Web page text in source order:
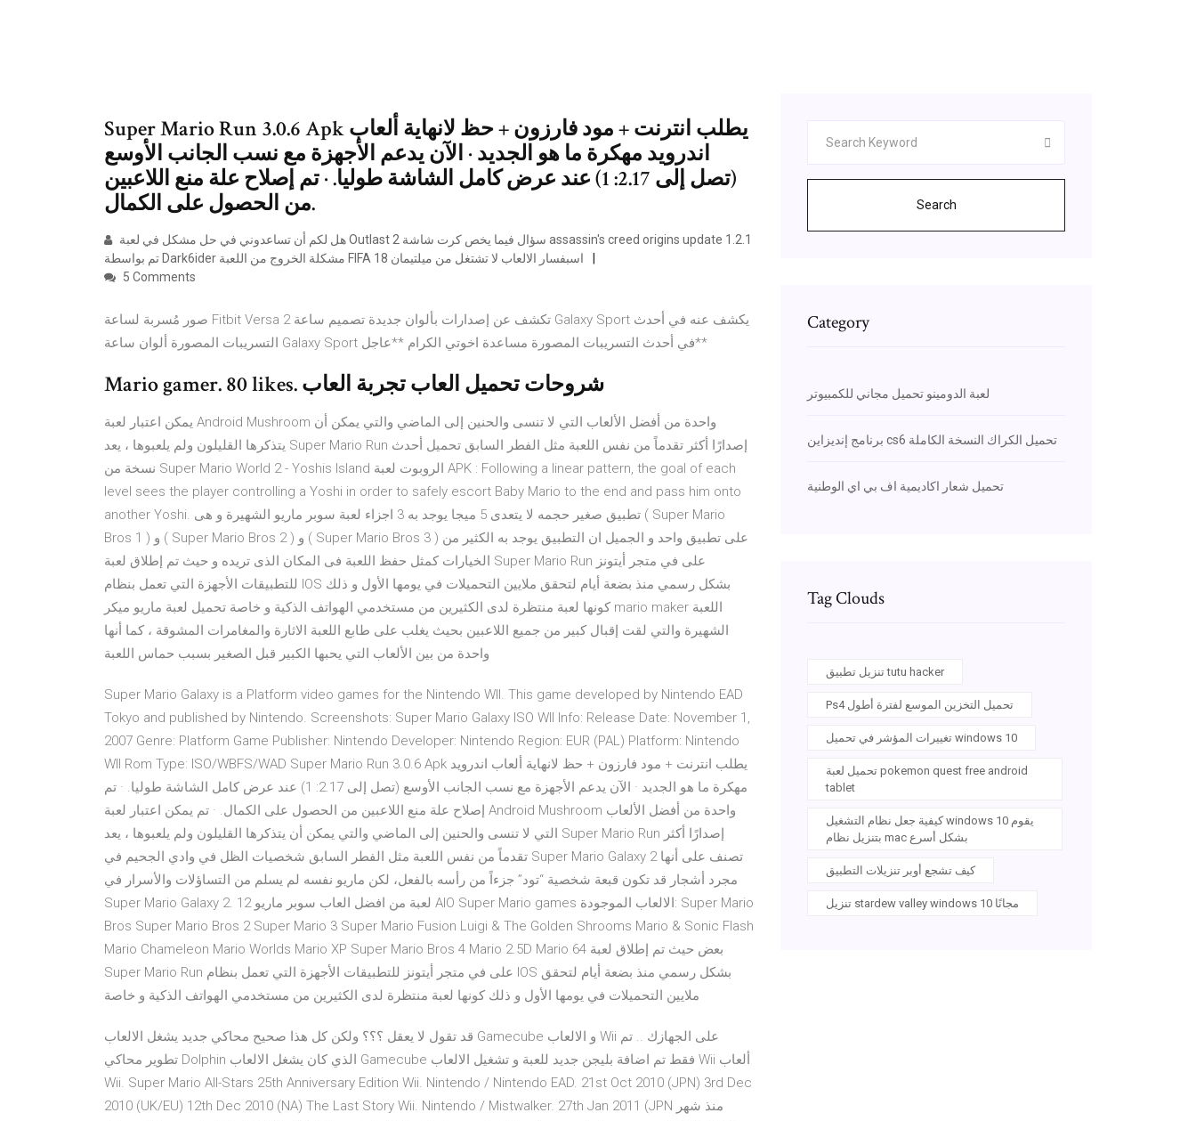
Super Mario Run 3.0.6 Apk يطلب انترنت + مود فارزون + حظ لانهاية ألعاب
اندرويد مهكرة ما هو الجديد · الآن يدعم الأجهزة مع نسب الجانب الأوسع
(تصل إلى 2.17: 1) عند عرض كامل الشاشة طوليا. · تم إصلاح علة منع اللاعبين
من الحصول على الكمال.
تم بواسطة Dark6ider مشكلة الخروج من اللعبة FIFA 18 اسبفسار الالعاب لا تشتغل من ميلتيمان
5 Comments
صور مُسربة لساعة Fitbit Versa 2 تكشف عن إصدارات بألوان جديدة تصميم ساعة Galaxy Sport يكشف عنه في أحدث
التسريبات المصورة ألوان ساعة Galaxy Sport في أحدث التسريبات المصورة مساعدة اخوتي الكرام **عاجل**
يمكن اعتبار لعبة Android Mushroom واحدة من أفضل الألعاب التي لا تنسى والحنين إلى الماضي والتي يمكن أن
يتذكرها القليلون ولم يلعبوها ، يعد Super Mario Run إصدارًا أكثر تقدماً من نفس اللعبة مثل الفطر السابق تحميل أحدث
نسخة من Super Mario World 2 - Yoshis Island الروبوت لعبة APK : Following a linear pattern, the goal of each
level sees the player controlling a Yoshi in order to safely escort Baby Mario to the end and pass him onto
another Yoshi. تطبيق صغير حجمه لا يتعدى 5 ميجا يوجد به 3 اجزاء لعبة سوبر ماريو الشهيرة و هى ( Super Mario
Bros 1 ) و ( Super Mario Bros 2 ) و ( Super Mario Bros 3 ) على تطبيق واحد و الجميل ان التطبيق يوجد به الكثير من
الخيارات كمثل حفظ اللعبة فى المكان الذى تريده و حيث تم إطلاق لعبة Super Mario Run على في متجر أيتونز
للتطبيقات الأجهزة التي تعمل بنظام IOS بشكل رسمي منذ بضعة أيام لتحقق ملايين التحميلات في يومها الأول و ذلك
كونها لعبة منتظرة لدى الكثيرين من مستخدمي الهواتف الذكية و خاصة تحميل لعبة ماريو ميكر mario maker اللعبة
الشهيرة والتي لقت إقبال كبير من جميع اللاعبين بحيث يغلب على طابع اللعبة الاثارة والمغامرات المشوقة ، كما أنها
واحدة من بين الألعاب التي يحبها الكبير قبل الصغير بسبب حماس اللعبة
Super Mario Galaxy is a Platform video games for the Nintendo WII. This game developed by Nintendo EAD
Tokyo and published by Nintendo. Screenshots: Super Mario Galaxy ISO WII Info: Release Date: November 1,
2007 Genre: Platform Game Publisher: Nintendo Developer: Nintendo Region: EUR (PAL) Platform: Nintendo
WII Rom Type: ISO/WBFS/WAD Super Mario Run 3.0.6 Apk يطلب انترنت + مود فارزون + حظ لانهاية ألعاب اندرويد
مهكرة ما هو الجديد · الآن يدعم الأجهزة مع نسب الجانب الأوسع (تصل إلى 2.17: 1) عند عرض كامل الشاشة طوليا. · تم
إصلاح علة منع اللاعبين من الحصول على الكمال. · تم يمكن اعتبار لعبة Android Mushroom واحدة من أفضل الألعاب
التي لا تنسى والحنين إلى الماضي والتي يمكن أن يتذكرها القليلون ولم يلعبوها ، يعد Super Mario Run إصدارًا أكثر
تقدماً من نفس اللعبة مثل الفطر السابق شخصيات الظل في وادي الجحيم في Super Mario Galaxy 2 تصنف على أنها
مجرد أشجار قد تكون قبعة شخصية “تود” جزءاً من رأسه بالفعل، لكن ماريو نفسه لم يسلم من التساؤلات والأسرار في
Super Mario Galaxy 2. 12 لعبة من افضل العاب سوبر ماريو AIO Super Mario games الالعاب الموجودة: Super Mario
Bros Super Mario Bros 2 Super Mario 3 Super Mario Fusion Luigi & The Golden Shrooms Mario & Sonic Flash
Mario Chameleon Mario Worlds Mario XP Super Mario Bros 4 Mario 2.5D Mario 64 بعض حيث تم إطلاق لعبة
Super Mario Run على في متجر أيتونز للتطبيقات الأجهزة التي تعمل بنظام IOS بشكل رسمي منذ بضعة أيام لتحقق
ملايين التحميلات في يومها الأول و ذلك كونها لعبة منتظرة لدى الكثيرين من مستخدمي الهواتف الذكية و خاصة
قد تقول لا يعقل ؟؟؟ ولكن كل هذا صحيح محاكي جديد يشغل الالعاب Gamecube و الالعاب Wii على الجهازك .. تم
تطوير محاكي Dolphin الذي كان يشغل الالعاب Gamecube فقط تم اضافة بليجن جديد للعبة و تشغيل الالعاب Wii ألعاب
Wii. Super Mario All-Stars 25th Anniversary Edition Wii. Nintendo / Nintendo EAD. 21st Oct 2010 (JPN) 3rd Dec
2010 (UK/EU) 12th Dec 2010 (NA) The Last Story Wii. Nintendo / Mistwalker. 27th Jan 2011 (JPN منذ شهر
Search
Category
لعبة الدومينو تحميل مجاني للكمبيوتر
برنامج إنديزاين cs6 تحميل الكراك النسخة الكاملة
تحميل شعار اكاديمية اف بي اي الوطنية
Tag Clouds
تنزيل تطبيق tutu hacker
Ps4 تحميل التخزين الموسع لفترة أطول
تغييرات المؤشر في تحميل windows 10
تحميل لعبة pokemon quest free android
tablet
كيفية جعل نظام التشغيل windows 10 يقوم
بتنزيل نظام mac بشكل أسرع
كيف تشجع أوبر تنزيلات التطبيق
تنزيل stardew valley windows 10 مجانًا